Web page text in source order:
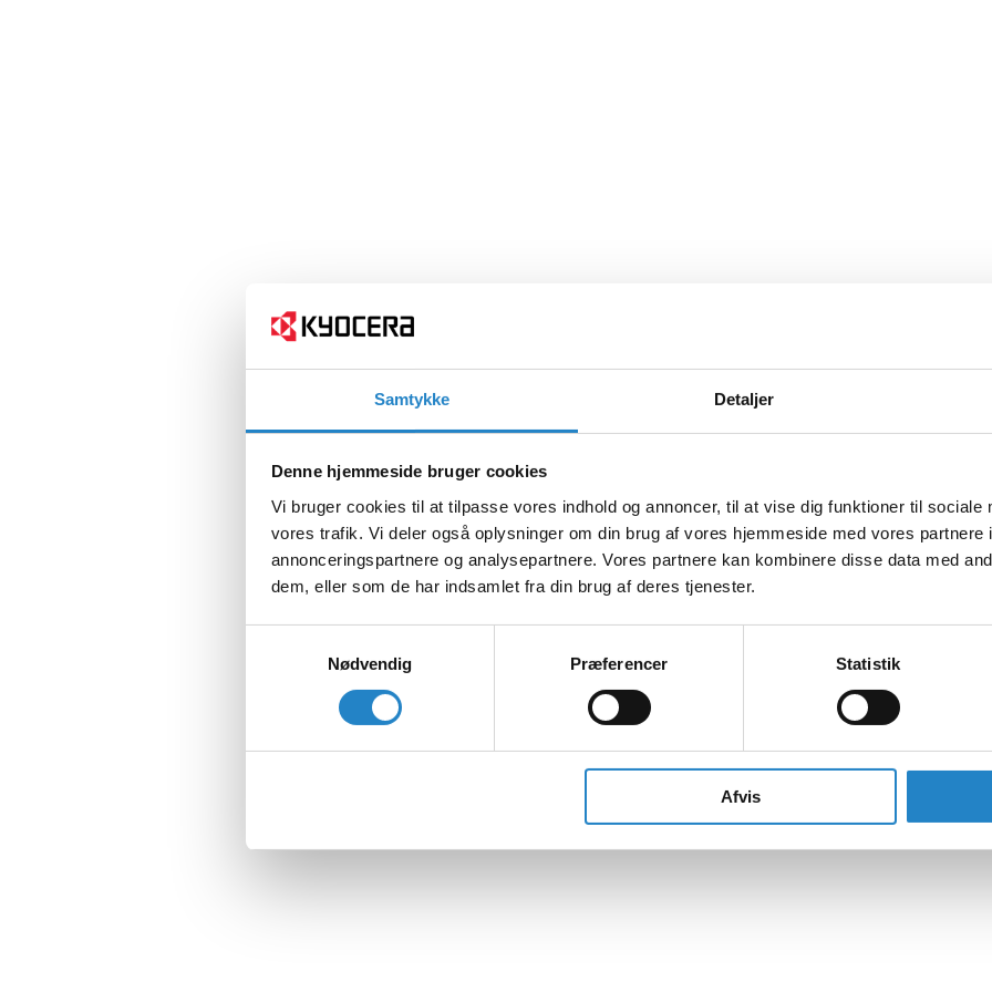
Samtykke Detaljer
Denne hjemmeside bruger cookies
Vi bruger cookies til at tilpasse vores indhold og annoncer, til at vise dig funktioner til sociale
vores trafik. Vi deler også oplysninger om din brug af vores hjemmeside med vores partnere
annonceringspartnere og analysepartnere. Vores partnere kan kombinere disse data med
dem, eller som de har indsamlet fra din brug af deres tjenester.
Nødvendig
Præferencer Statistik
Afvis